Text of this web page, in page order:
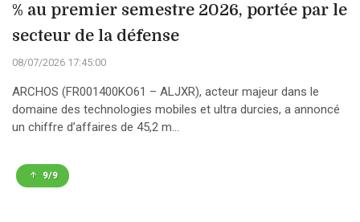
% au premier semestre 2026, portée par le
secteur de la défense
08/07/2026 17:45:00
ARCHOS (FR001400KO61 – ALJXR), acteur majeur dans le
domaine des technologies mobiles et ultra durcies, a annoncé
un chiffre d’affaires de 45,2 m...
9/9